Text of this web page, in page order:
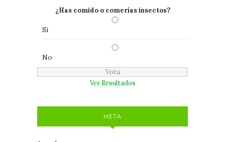
¿Has comido o comerías insectos?
Si
No
Ver Resultados
META